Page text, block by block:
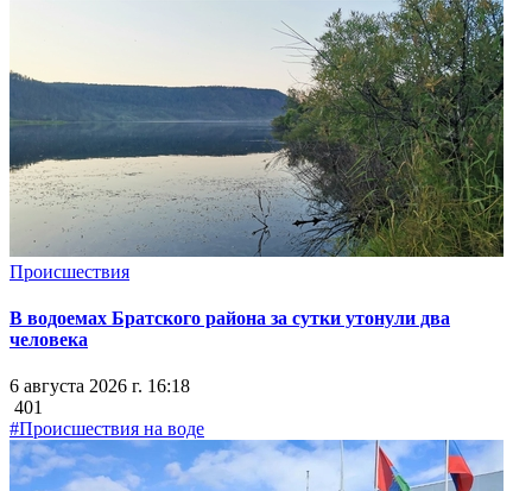
Происшествия
В водоемах Братского района за сутки утонули два
человека
6 августа 2026 г. 16:18
401
#Происшествия на воде